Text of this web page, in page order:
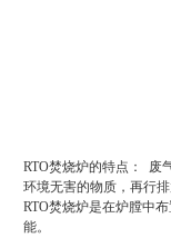
RTO焚烧炉的特点： 废
环境无害的物质，再行
RTO焚烧炉是在炉膛中
能。